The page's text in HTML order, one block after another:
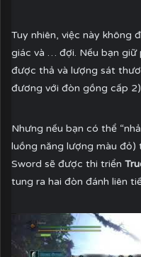
Tuy nhiên, việc này không
giác và … đợi. Nếu bạn giữ
được thả và lượng sát
đương với đòn gồng cấp 2)
Nhưng nếu bạn có thể
luồng năng lượng màu
Sword sẽ được thi triển
tung ra hai đòn đánh liên